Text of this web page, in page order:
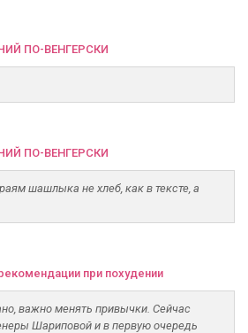
ПО-ВЕНГЕРСКИ
ПО-ВЕНГЕРСКИ
шашлыка не хлеб, как в тексте, а
при похудении
важно менять привычки. Сейчас
Шариповой и в первую очередь